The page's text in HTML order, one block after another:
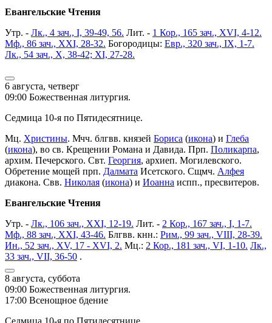
Евангельские Чтения
Утр. - Лк., 4 зач., I, 39-49, 56. Лит. - 1 Кор., 165 зач., XVI, 4-12.
Мф., 86 зач., XXI, 28-32. Богородицы: Евр., 320 зач., IX, 1-7.
Лк., 54 зач., X, 38-42; XI, 27-28.
6 августа, четверг
09:00 Божественная литургия.
Седмица 10-я по Пятидесятнице.
Мц. Христины. Мчч. блгвв. князей Бориса (икона) и Глеба
(икона), во св. Крещении Романа и Давида. Прп. Поликарпа,
архим. Печерского. Свт. Георгия, архиеп. Могилевского.
Обретение мощей прп. Далмата Исетского. Сщмч. Алфея
диакона. Свв. Николая (икона) и Иоанна испп., пресвитеров.
Евангельские Чтения
Утр. - Лк., 106 зач., XXI, 12-19. Лит. - 2 Кор., 167 зач., I, 1-7.
Мф., 88 зач., XXI, 43-46. Блгвв. кнн.: Рим., 99 зач., VIII, 28-39.
Ин., 52 зач., XV, 17 - XVI, 2. Мц.: 2 Кор., 181 зач., VI, 1-10. Лк.,
33 зач., VII, 36-50 .
8 августа, суббота
09:00 Божественная литургия.
17:00 Всенощное бдение
Седмица 10-я по Пятидесятнице.